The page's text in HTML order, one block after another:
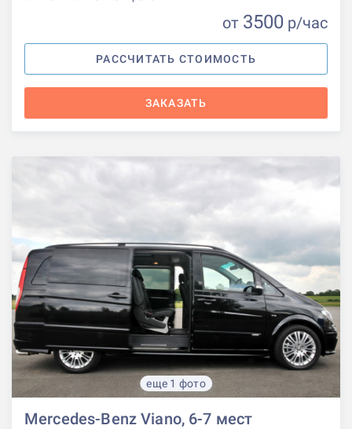
от 3500 р/час
РАССЧИТАТЬ СТОИМОСТЬ
ЗАКАЗАТЬ
еще 1 фото
Mercedes-Benz Viano, 6-7 мест